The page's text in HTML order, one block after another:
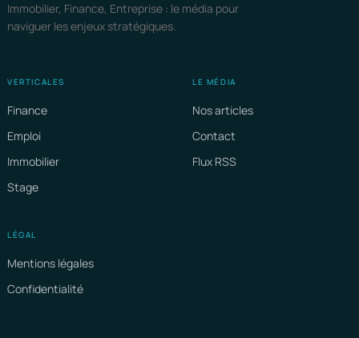
Immobilier, Finance, Entreprise : le média pour
naviguer les enjeux stratégiques.
VERTICALES
Finance
Emploi
Immobilier
Stage
LE MÉDIA
Nos articles
Contact
Flux RSS
LÉGAL
Mentions légales
Confidentialité